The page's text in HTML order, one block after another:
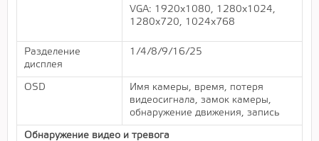
VGA: 1920х1080, 1280х1024,
1280х720, 1024х768
Разделение
дисплея
1/4/8/9/16/25
OSD
Имя камеры, время, потеря
видеосигнала, замок камеры,
обнаружение движения, запись
Обнаружение видео и тревога